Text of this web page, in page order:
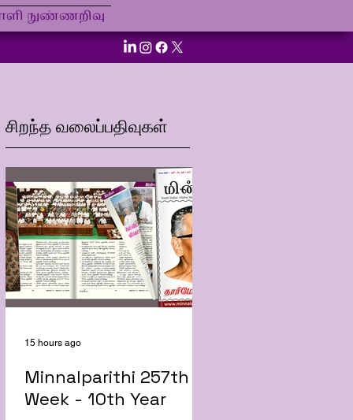
நுண்ணறிவு
சிறந்த வலைப்பதிவுகள்
Minnalparithi 257th
Week - 10th Year
15 hours ago